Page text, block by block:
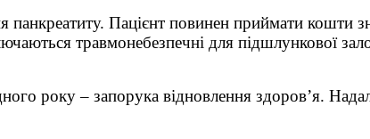
панкреатиту. Пацієнт повинен приймати
травмонебезпечні для підшлункової
року – запорука відновлення здоров’я.